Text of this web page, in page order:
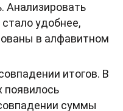
Анализировать
удобнее,
в алфавитном
итогов. В
суммы